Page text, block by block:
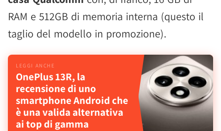
RAM e 512GB di memoria interna (questo il
taglio del modello in promozione).
OnePlus 13R, la
recensione di uno
smartphone Android che
è una valida alternativa
ai top di gamma